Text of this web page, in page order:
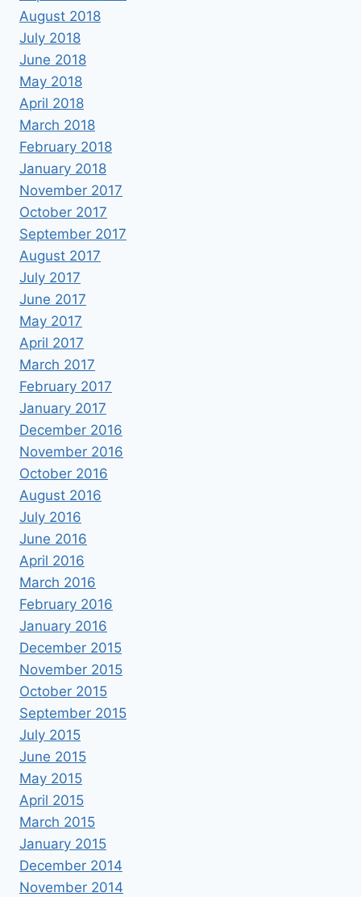
August 2018
July 2018
June 2018
May 2018
April 2018
March 2018
February 2018
January 2018
November 2017
October 2017
September 2017
August 2017
July 2017
June 2017
May 2017
April 2017
March 2017
February 2017
January 2017
December 2016
November 2016
October 2016
August 2016
July 2016
June 2016
April 2016
March 2016
February 2016
January 2016
December 2015
November 2015
October 2015
September 2015
July 2015
June 2015
May 2015
April 2015
March 2015
January 2015
December 2014
November 2014